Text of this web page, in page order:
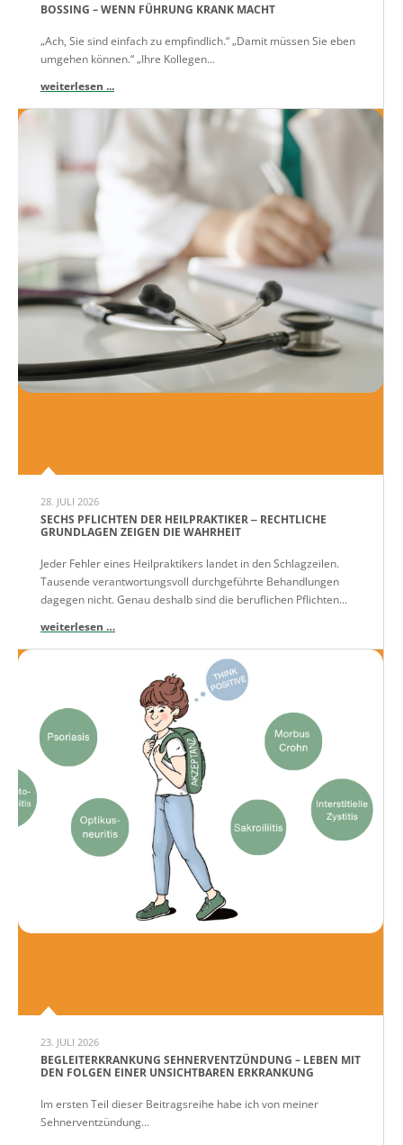
BOSSING – WENN FÜHRUNG KRANK MACHT
„Ach, Sie sind einfach zu empfindlich.“ „Damit müssen Sie eben
umgehen können.“ „Ihre Kollegen...
weiterlesen ...
28. JULI 2026
SECHS PFLICHTEN DER HEILPRAKTIKER ‒ RECHTLICHE
GRUNDLAGEN ZEIGEN DIE WAHRHEIT
Jeder Fehler eines Heilpraktikers landet in den Schlagzeilen.
Tausende verantwortungsvoll durchgeführte Behandlungen
dagegen nicht. Genau deshalb sind die beruflichen Pflichten...
weiterlesen …
23. JULI 2026
BEGLEITERKRANKUNG SEHNERVENTZÜNDUNG – LEBEN MIT
DEN FOLGEN EINER UNSICHTBAREN ERKRANKUNG
Im ersten Teil dieser Beitragsreihe habe ich von meiner
Sehnerventzündung...